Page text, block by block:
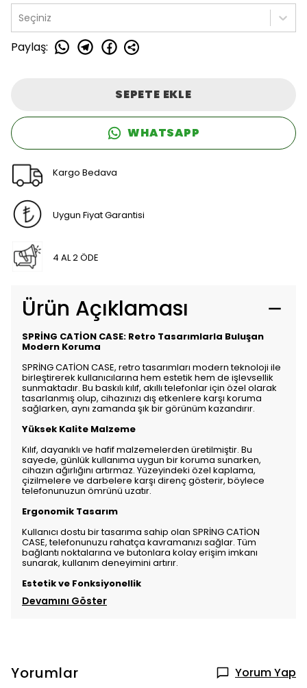
Seçiniz
Paylaş:
SEPETE EKLE
WHATSAPP
Kargo Bedava
Uygun Fiyat Garantisi
4 AL 2 ÖDE
Ürün Açıklaması
SPRİNG CATİON CASE: Retro Tasarımlarla Buluşan
Modern Koruma
SPRİNG CATİON CASE, retro tasarımları modern teknoloji ile
birleştirerek kullanıcılarına hem estetik hem de işlevsellik
sunmaktadır. Bu baskılı kılıf, akıllı telefonlar için özel olarak
tasarlanmış olup, cihazınızı dış etkenlere karşı koruma
sağlarken, aynı zamanda şık bir görünüm kazandırır.
Yüksek Kalite Malzeme
Kılıf, dayanıklı ve hafif malzemelerden üretilmiştir. Bu
sayede, günlük kullanıma uygun bir koruma sunarken,
cihazın ağırlığını artırmaz. Yüzeyindeki özel kaplama,
çizilmelere ve darbelere karşı direnç gösterir, böylece
telefonunuzun ömrünü uzatır.
Ergonomik Tasarım
Kullanıcı dostu bir tasarıma sahip olan SPRİNG CATİON
CASE, telefonunuzu rahatça kavramanızı sağlar. Tüm
bağlantı noktalarına ve butonlara kolay erişim imkanı
sunarak, kullanım deneyimini artırır.
Estetik ve Fonksiyonellik
Devamını Göster
Yorumlar Yorum Yap